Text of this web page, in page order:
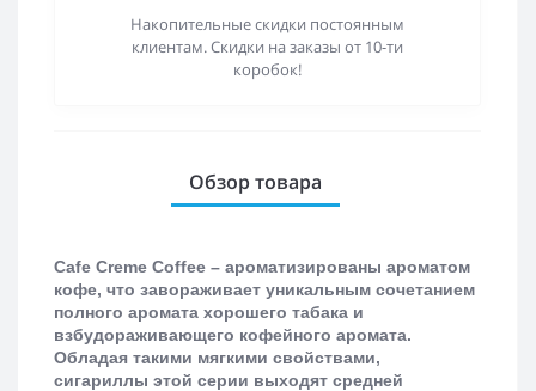
Накопительные скидки постоянным
клиентам. Скидки на заказы от 10-ти
коробок!
Обзор товара
Cafe Creme Coffee – ароматизированы ароматом
кофе, что завораживает уникальным сочетанием
полного аромата хорошего табака и
взбудораживающего кофейного аромата.
Обладая такими мягкими свойствами,
сигариллы этой серии выходят средней